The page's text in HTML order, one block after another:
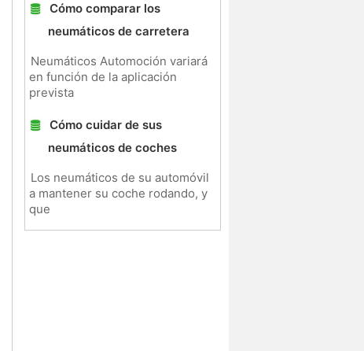
Cómo comparar los
neumáticos de carretera
Neumáticos Automoción variará
en función de la aplicación
prevista
Cómo cuidar de sus
neumáticos de coches
Los neumáticos de su automóvil
a mantener su coche rodando, y
que